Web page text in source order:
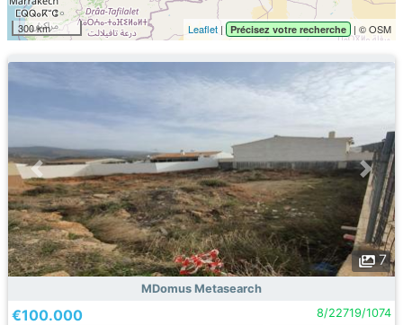
300 km Leaflet | Précisez votre recherche | © OSM
7
MDomus Metasearch
€100.000 8/22719/1074